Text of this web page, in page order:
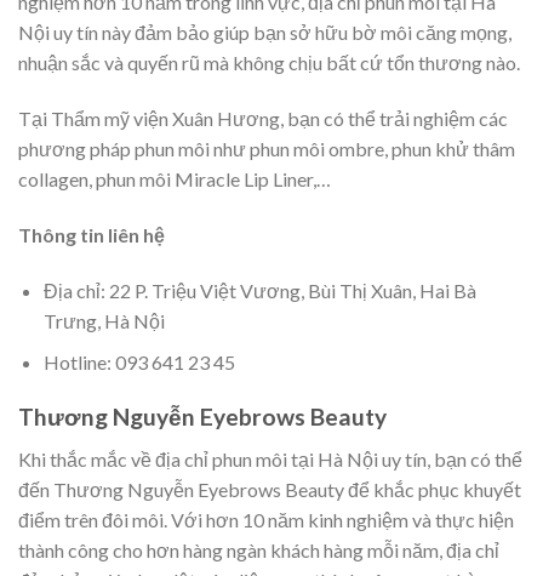
Nội uy tín này đảm bảo giúp bạn sở hữu bờ môi căng mọng,
nhuận sắc và quyến rũ mà không chịu bất cứ tổn thương nào.
Tại Thẩm mỹ viện Xuân Hương, bạn có thể trải nghiệm các
phương pháp phun môi như phun môi ombre, phun khử thâm
collagen, phun môi Miracle Lip Liner,…
Thông tin liên hệ
Địa chỉ: 22 P. Triệu Việt Vương, Bùi Thị Xuân, Hai Bà
Trưng, Hà Nội
Hotline: 093 641 23 45
Thương Nguyễn Eyebrows Beauty
Khi thắc mắc về địa chỉ phun môi tại Hà Nội uy tín, bạn có thể
đến Thương Nguyễn Eyebrows Beauty để khắc phục khuyết
điểm trên đôi môi. Với hơn 10 năm kinh nghiệm và thực hiện
thành công cho hơn hàng ngàn khách hàng mỗi năm, địa chỉ